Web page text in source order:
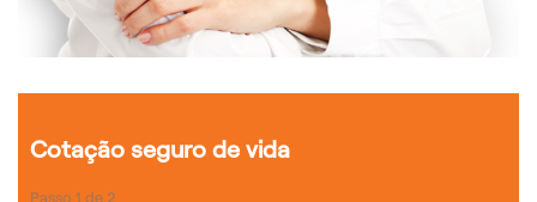
Cotação seguro de vida
Passo 1 de 2